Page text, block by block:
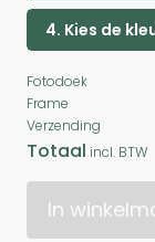
4. Kies de
Fotodoek
Frame
Verzending
Totaal incl. BTW
In